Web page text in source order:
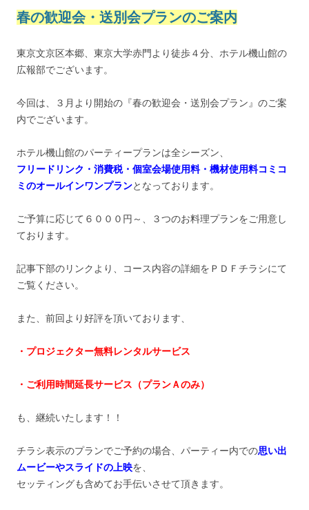
春の歓迎会・送別会プランのご案内
東京文京区本郷、東京大学赤門より徒歩４分、ホテル機山館の
広報部でございます。
今回は、３月より開始の『春の歓迎会・送別会プラン』のご案
内でございます。
ホテル機山館のパーティープランは全シーズン、
フリードリンク・消費税・個室会場使用料・機材使用料コミコ
ミのオールインワンプランとなっております。
ご予算に応じて６０００円～、３つのお料理プランをご用意し
ております。
記事下部のリンクより、コース内容の詳細をＰＤＦチラシにて
ご覧ください。
また、前回より好評を頂いております、
・プロジェクター無料レンタルサービス
・ご利用時間延長サービス（プランＡのみ）
も、継続いたします！！
チラシ表示のプランでご予約の場合、パーティー内での思い出
ムービーやスライドの上映を、
セッティングも含めてお手伝いさせて頂きます。